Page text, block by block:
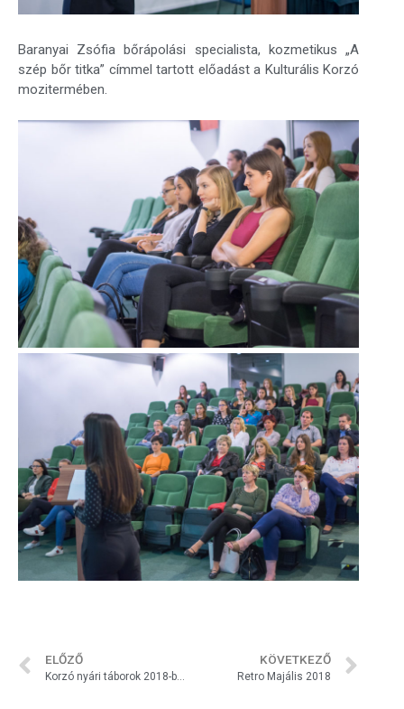
Baranyai Zsófia bőrápolási specialista, kozmetikus „A
szép bőr titka” címmel tartott előadást a Kulturális Korzó
mozitermében.
ELŐZŐ
Korzó nyári táborok 2018-ban is!
KÖVETKEZŐ
Retro Majális 2018